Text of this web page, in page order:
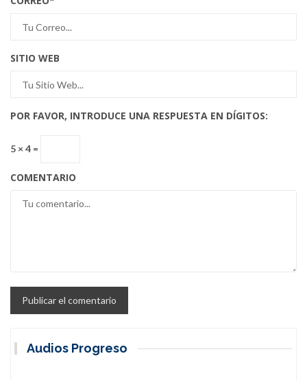
SITIO WEB
POR FAVOR, INTRODUCE UNA RESPUESTA EN DÍGITOS:
5 × 4 =
COMENTARIO
Audios Progreso